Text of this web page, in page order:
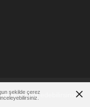
ziyaret edebilirsiniz.
şekilde çerez
inceleyebilirsiniz.